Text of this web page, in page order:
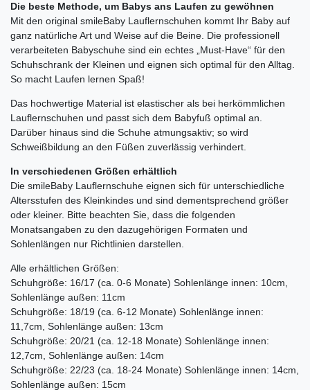
Die beste Methode, um Babys ans Laufen zu gewöhnen
Mit den original smileBaby Lauflernschuhen kommt Ihr Baby auf
ganz natürliche Art und Weise auf die Beine. Die professionell
verarbeiteten Babyschuhe sind ein echtes „Must-Have“ für den
Schuhschrank der Kleinen und eignen sich optimal für den Alltag.
So macht Laufen lernen Spaß!
Das hochwertige Material ist elastischer als bei herkömmlichen
Lauflernschuhen und passt sich dem Babyfuß optimal an.
Darüber hinaus sind die Schuhe atmungsaktiv; so wird
Schweißbildung an den Füßen zuverlässig verhindert.
In verschiedenen Größen erhältlich
Die smileBaby Lauflernschuhe eignen sich für unterschiedliche
Altersstufen des Kleinkindes und sind dementsprechend größer
oder kleiner. Bitte beachten Sie, dass die folgenden
Monatsangaben zu den dazugehörigen Formaten und
Sohlenlängen nur Richtlinien darstellen.
Alle erhältlichen Größen:
Schuhgröße: 16/17 (ca. 0-6 Monate) Sohlenlänge innen: 10cm,
Sohlenlänge außen: 11cm
Schuhgröße: 18/19 (ca. 6-12 Monate) Sohlenlänge innen:
11,7cm, Sohlenlänge außen: 13cm
Schuhgröße: 20/21 (ca. 12-18 Monate) Sohlenlänge innen:
12,7cm, Sohlenlänge außen: 14cm
Schuhgröße: 22/23 (ca. 18-24 Monate) Sohlenlänge innen: 14cm,
Sohlenlänge außen: 15cm